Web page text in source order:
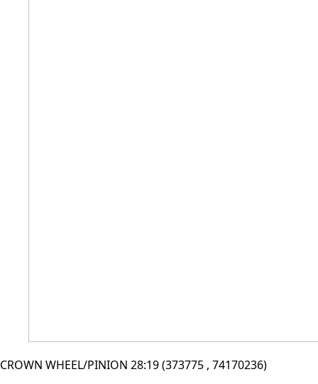
CROWN WHEEL/PINION 28:19 (373775 , 74170236)